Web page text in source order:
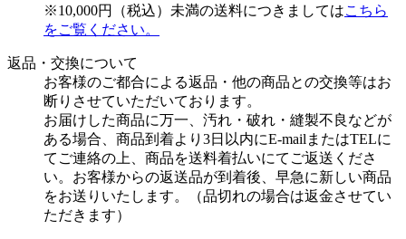
※10,000円（税込）未満の送料につきましてはこちら
をご覧ください。
返品・交換について
お客様のご都合による返品・他の商品との交換等はお
断りさせていただいております。
お届けした商品に万一、汚れ・破れ・縫製不良などが
ある場合、商品到着より3日以内にE-mailまたはTELに
てご連絡の上、商品を送料着払いにてご返送くださ
い。お客様からの返送品が到着後、早急に新しい商品
をお送りいたします。（品切れの場合は返金させてい
ただきます）